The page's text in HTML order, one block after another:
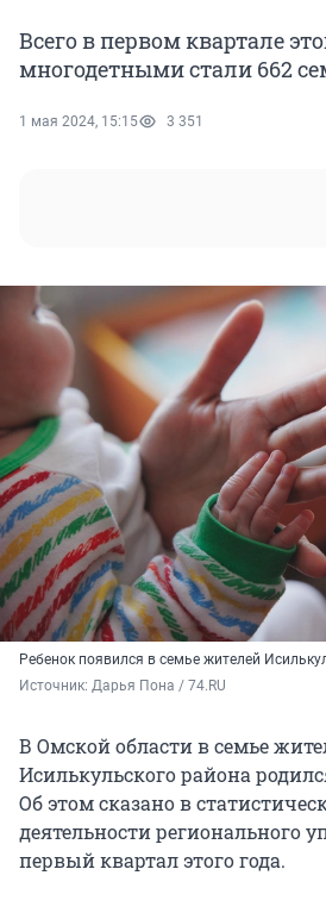
Всего в первом квартале
многодетными стали 662
1 мая 2024, 15:15 3 351
Ребенок появился в семье жителей
Источник: Дарья Пона / 74.RU
В Омской области в семье
Исилькульского района
Об этом сказано в
деятельности регионального
первый квартал этого года.